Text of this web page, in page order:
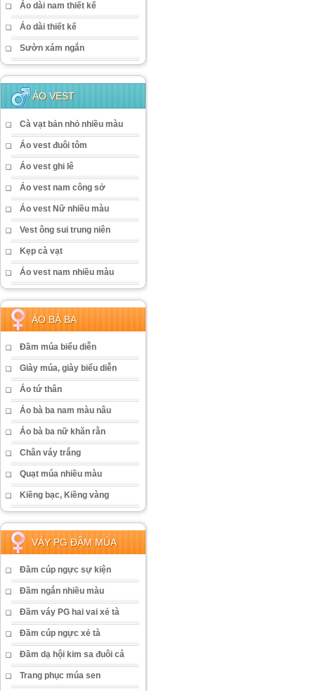
Áo dài nam thiết kế
Áo dài thiết kế
Sườn xám ngắn
ÁO VEST
Cà vạt bản nhỏ nhiều màu
Áo vest đuôi tôm
Áo vest ghi lê
Áo vest nam công sở
Áo vest Nữ nhiều màu
Vest ông sui trung niên
Kẹp cà vạt
Áo vest nam nhiều màu
ÁO BÀ BA
Đầm múa biểu diễn
Giày múa, giày biểu diễn
Áo tứ thân
Áo bà ba nam màu nâu
Áo bà ba nữ khăn rằn
Chân váy trắng
Quạt múa nhiều màu
Kiềng bạc, Kiềng vàng
VÁY PG ĐẦM MÚA
Đầm cúp ngực sự kiện
Đầm ngắn nhiều màu
Đầm váy PG hai vai xẻ tà
Đầm cúp ngực xẻ tà
Đầm dạ hội kim sa đuôi cá
Trang phục múa sen